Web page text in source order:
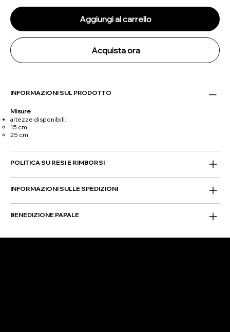
Aggiungi al carrello
Acquista ora
INFORMAZIONI SUL PRODOTTO
Misure
altezze disponibili:
15 cm
25 cm
POLITICA SU RESI E RIMBORSI
INFORMAZIONI SULLE SPEDIZIONI
BENEDIZIONE PAPALE